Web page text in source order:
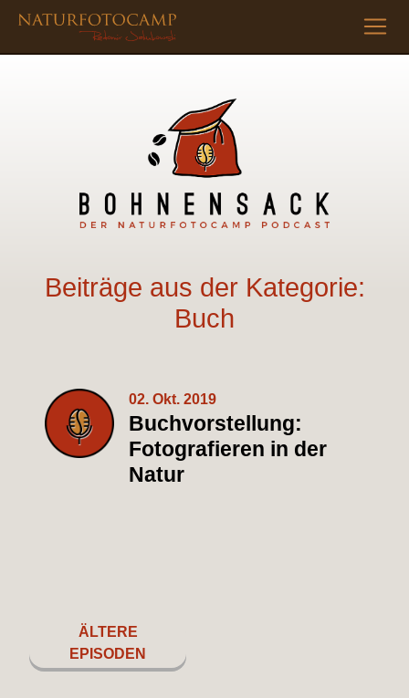
Beiträge aus der Kategorie:
Buch
02. Okt. 2019
Buchvorstellung:
Fotografieren in der
Natur
ÄLTERE
EPISODEN